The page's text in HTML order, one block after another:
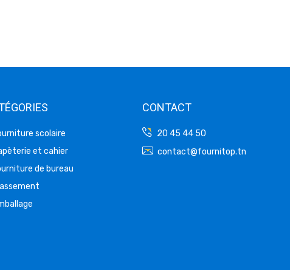
scolaire
et cahier
de bureau
CONTACT
20 45 44 50
contact@fournitop.tn